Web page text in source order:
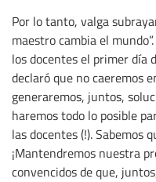
Por lo tanto, valga
maestro cambia el
los docentes el primer día
declaró que no caeremos
generaremos, juntos,
haremos todo lo posible
las docentes (!). Sabemos
¡Mantendremos nuestra
convencidos de que,